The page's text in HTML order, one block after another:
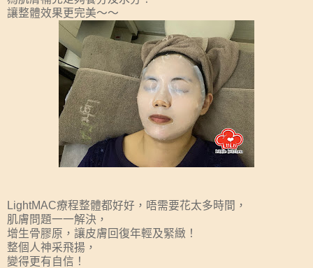
讓整體效果更完美～～
LightMAC療程整體都好好，唔需要花太多時間，
肌膚問題一一解決，
增生骨膠原，讓皮膚回復年輕及緊緻！
整個人神采飛揚，
變得更有自信！